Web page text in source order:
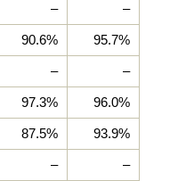
– –
90.6% 95.7%
– –
97.3% 96.0%
87.5% 93.9%
– –